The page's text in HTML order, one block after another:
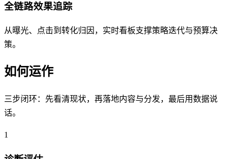
全链路效果追踪
从曝光、点击到转化归因，实时看板支撑策略迭代与预算决
策。
如何运作
三步闭环：先看清现状，再落地内容与分发，最后用数据说
话。
1